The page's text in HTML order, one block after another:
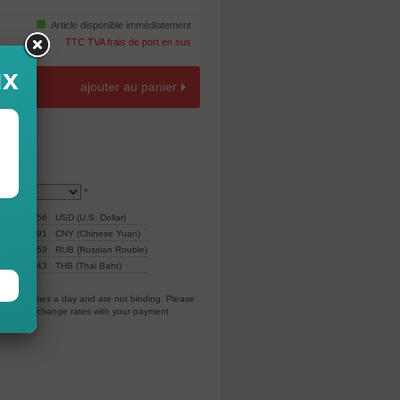
Article disponible immédiatement
TTC TVA frais de port en sus
ajouter au panier
*
110,56
USD (U.S. Dollar)
775,91
CNY (Chinese Yuan)
7.059
RUB (Russian Rouble)
3.343 THB (Thai Baht)
times a day and are not binding. Please
exchange rates with your payment